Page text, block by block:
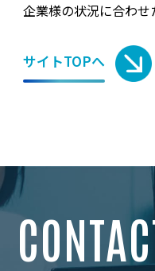
企業様の状況に合わせ
サイトTOPへ